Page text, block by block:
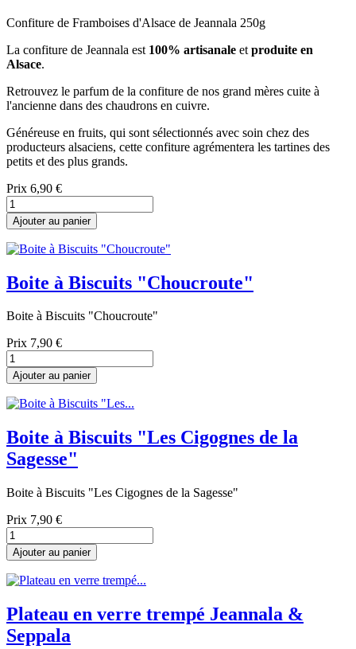
Confiture de Framboises d'Alsace de Jeannala 250g
La confiture de Jeannala est 100% artisanale et produite en
Alsace.
Retrouvez le parfum de la confiture de nos grand mères cuite à
l'ancienne dans des chaudrons en cuivre.
Généreuse en fruits, qui sont sélectionnés avec soin chez des
producteurs alsaciens, cette confiture agrémentera les tartines des
petits et des plus grands.
Prix 6,90 €
Ajouter au panier
Boite à Biscuits "Choucroute"
Boite à Biscuits "Choucroute"
Prix 7,90 €
Ajouter au panier
Boite à Biscuits "Les Cigognes de la
Sagesse"
Boite à Biscuits "Les Cigognes de la Sagesse"
Prix 7,90 €
Ajouter au panier
Plateau en verre trempé Jeannala &
Seppala